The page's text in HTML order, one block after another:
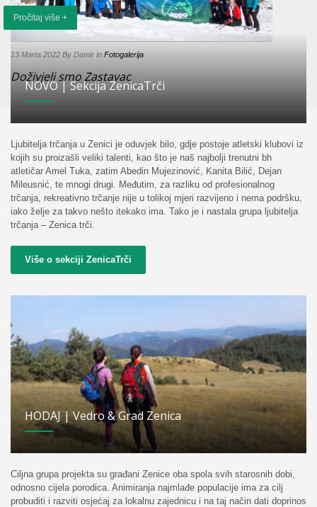
Pročitaj više +
13 Marta 2022 By Damir in Fotogalerija
Doživjeli smo Zastavac
NOVO | Sekcija ZenicaTrči
Ljubitelja trčanja u Zenici je oduvjek bilo, gdje postoje atletski klubovi iz
kojih su proizašli veliki talenti, kao što je naš najbolji trenutni bh
atletičar Amel Tuka, zatim Abedin Mujezinović, Kanita Bilić, Dejan
Mileusnić, te mnogi drugi. Međutim, za razliku od profesionalnog
trčanja, rekreativno trčanje nije u tolikoj mjeri razvijeno i nema podršku,
iako želje za takvo nešto itekako ima. Tako je i nastala grupa ljubitelja
trčanja – Zenica trči.
Više o sekciji ZenicaTrči
HODAJ | Vedro & Grad Zenica
Ciljna grupa projekta su građani Zenice oba spola svih starosnih dobi,
odnosno cijela porodica. Animiranja najmlađe populacije ima za cilj
probuditi i razviti osjećaj za lokalnu zajednicu i na taj način dati doprinos